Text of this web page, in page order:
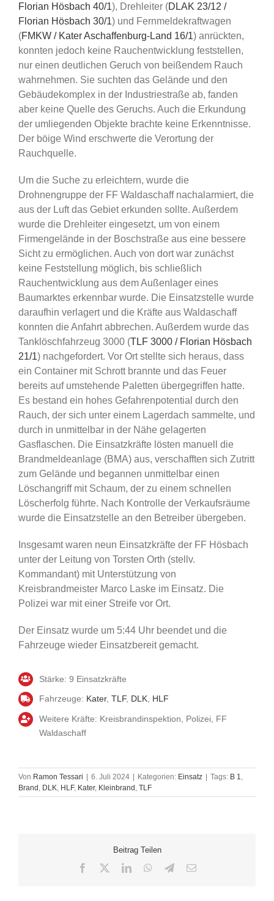
Florian Hösbach 40/1), Drehleiter (DLAK 23/12 /
Florian Hösbach 30/1) und Fernmeldekraftwagen
(FMKW / Kater Aschaffenburg-Land 16/1) anrückten,
konnten jedoch keine Rauchentwicklung feststellen,
nur einen deutlichen Geruch von beißendem Rauch
wahrnehmen. Sie suchten das Gelände und den
Gebäudekomplex in der Industriestraße ab, fanden
aber keine Quelle des Geruchs. Auch die Erkundung
der umliegenden Objekte brachte keine Erkenntnisse.
Der böige Wind erschwerte die Verortung der
Rauchquelle.
Um die Suche zu erleichtern, wurde die
Drohnengruppe der FF Waldaschaff nachalarmiert, die
aus der Luft das Gebiet erkunden sollte. Außerdem
wurde die Drehleiter eingesetzt, um von einem
Firmengelände in der Boschstraße aus eine bessere
Sicht zu ermöglichen. Auch von dort war zunächst
keine Feststellung möglich, bis schließlich
Rauchentwicklung aus dem Außenlager eines
Baumarktes erkennbar wurde. Die Einsatzstelle wurde
daraufhin verlagert und die Kräfte aus Waldaschaff
konnten die Anfahrt abbrechen. Außerdem wurde das
Tanklöschfahrzeug 3000 (TLF 3000 / Florian Hösbach
21/1) nachgefordert. Vor Ort stellte sich heraus, dass
ein Container mit Schrott brannte und das Feuer
bereits auf umstehende Paletten übergegriffen hatte.
Es bestand ein hohes Gefahrenpotential durch den
Rauch, der sich unter einem Lagerdach sammelte, und
durch in unmittelbar in der Nähe gelagerten
Gasflaschen. Die Einsatzkräfte lösten manuell die
Brandmeldeanlage (BMA) aus, verschafften sich Zutritt
zum Gelände und begannen unmittelbar einen
Löschangriff mit Schaum, der zu einem schnellen
Löscherfolg führte. Nach Kontrolle der Verkaufsräume
wurde die Einsatzstelle an den Betreiber übergeben.
Insgesamt waren neun Einsatzkräfte der FF Hösbach
unter der Leitung von Torsten Orth (stellv.
Kommandant) mit Unterstützung von
Kreisbrandmeister Marco Laske im Einsatz. Die
Polizei war mit einer Streife vor Ort.
Der Einsatz wurde um 5:44 Uhr beendet und die
Fahrzeuge wieder Einsatzbereit gemacht.
Stärke: 9 Einsatzkräfte
Fahrzeuge: Kater, TLF, DLK, HLF
Weitere Kräfte: Kreisbrandinspektion, Polizei, FF
Waldaschaff
Von Ramon Tessari 6. Juli 2024 Kategorien: Einsatz Tags: B 1,
Brand , DLK, HLF, Kater, Kleinbrand , TLF
Beitrag Teilen
Facebook LinkedInWhatsApp
Telegram
E-